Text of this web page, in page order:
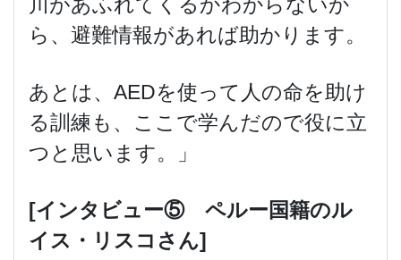
ら、避難情報があれば助かります。
あとは、AEDを使って人の命を助け
る訓練も、ここで学んだので役に立
つと思います。」
[インタビュー⑤ ペルー国籍のル
イス・リスコさん]